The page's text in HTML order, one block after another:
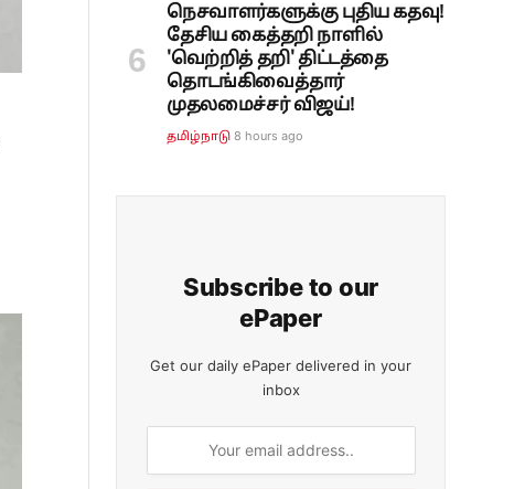
நெசவாளர்களுக்கு புதிய கதவு!
தேசிய கைத்தறி நாளில்
'வெற்றித் தறி' திட்டத்தை
தொடங்கிவைத்தார்
முதலமைச்சர் விஜய்!
தமிழ்நாடு 8 hours ago
Subscribe to our
ePaper
Get our daily ePaper delivered in your
inbox